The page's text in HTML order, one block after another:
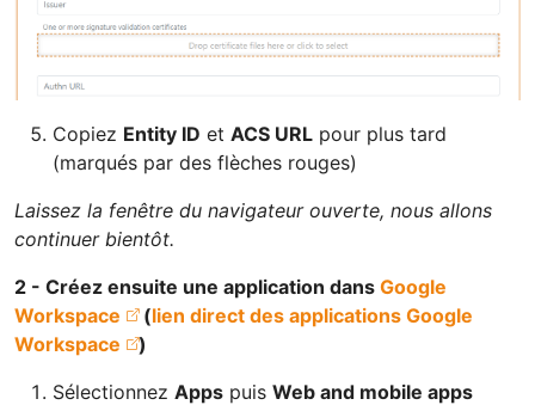
Copiez Entity ID et ACS URL pour plus tard
(marqués par des flèches rouges)
Laissez la fenêtre du navigateur ouverte, nous allons
continuer bientôt.
2 - Créez ensuite une application dans Google
Workspace
(lien direct des applications Google
Workspace
)
Sélectionnez Apps puis Web and mobile apps